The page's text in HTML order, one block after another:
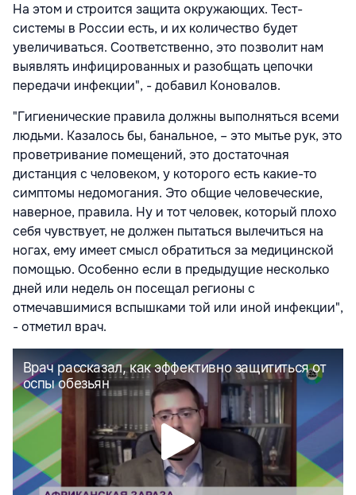
На этом и строится защита окружающих. Тест-
системы в России есть, и их количество будет
увеличиваться. Соответственно, это позволит нам
выявлять инфицированных и разобщать цепочки
передачи инфекции", - добавил Коновалов.
"Гигиенические правила должны выполняться всеми
людьми. Казалось бы, банальное, – это мытье рук, это
проветривание помещений, это достаточная
дистанция с человеком, у которого есть какие-то
симптомы недомогания. Это общие человеческие,
наверное, правила. Ну и тот человек, который плохо
себя чувствует, не должен пытаться вылечиться на
ногах, ему имеет смысл обратиться за медицинской
помощью. Особенно если в предыдущие несколько
дней или недель он посещал регионы с
отмечавшимися вспышками той или иной инфекции",
- отметил врач.